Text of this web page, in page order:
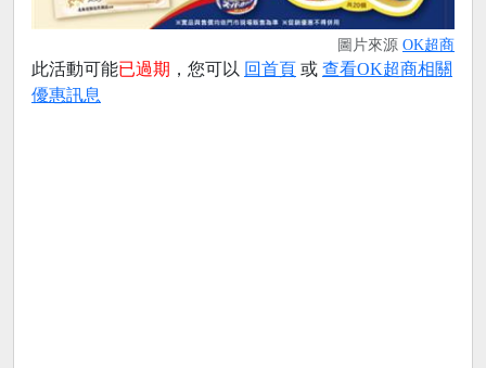
圖片來源 OK超商
此活動可能已過期 ，您可以 回首頁 或 查看OK超商相關
優惠訊息